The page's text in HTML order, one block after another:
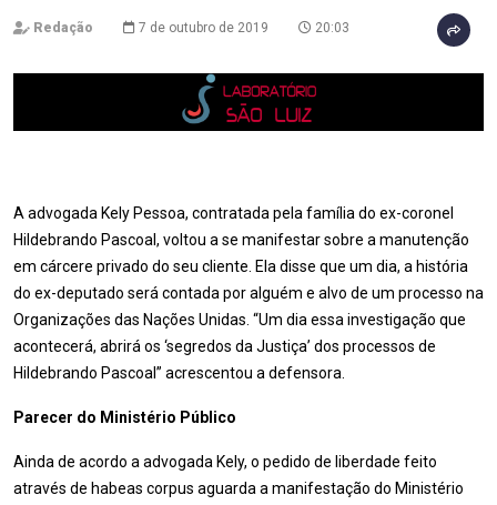
Redação 7 de outubro de 2019 20:03
A advogada Kely Pessoa, contratada pela família do ex-coronel
Hildebrando Pascoal, voltou a se manifestar sobre a manutenção
em cárcere privado do seu cliente. Ela disse que um dia, a história
do ex-deputado será contada por alguém e alvo de um processo na
Organizações das Nações Unidas. “Um dia essa investigação que
acontecerá, abrirá os ‘segredos da Justiça’ dos processos de
Hildebrando Pascoal” acrescentou a defensora.
Parecer do Ministério Público
Ainda de acordo a advogada Kely, o pedido de liberdade feito
através de habeas corpus aguarda a manifestação do Ministério